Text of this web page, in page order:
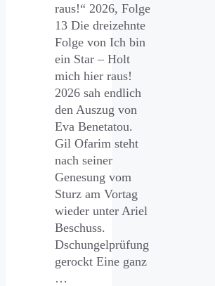
raus!“ 2026, Folge
13 Die dreizehnte
Folge von Ich bin
ein Star – Holt
mich hier raus!
2026 sah endlich
den Auszug von
Eva Benetatou.
Gil Ofarim steht
nach seiner
Genesung vom
Sturz am Vortag
wieder unter Ariel
Beschuss.
Dschungelprüfung
gerockt Eine ganz
…